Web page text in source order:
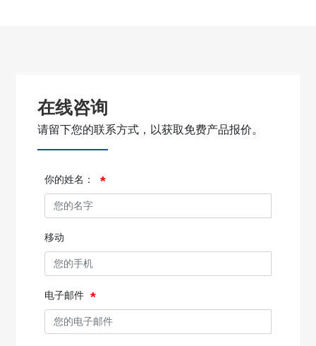
在线咨询
请留下您的联系方式，以获取免费产品报价。
你的姓名：
移动
电子邮件